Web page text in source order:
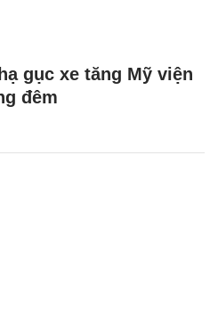
gục xe tăng Mỹ viện
đêm